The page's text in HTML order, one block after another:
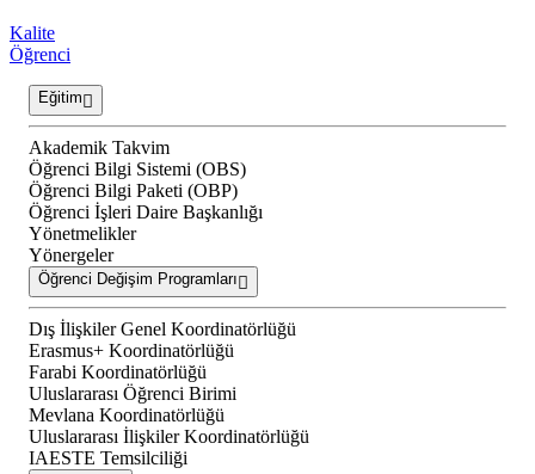
Kalite
Öğrenci
Eğitim
Akademik Takvim
Öğrenci Bilgi Sistemi (OBS)
Öğrenci Bilgi Paketi (OBP)
Öğrenci İşleri Daire Başkanlığı
Yönetmelikler
Yönergeler
Öğrenci Değişim Programları
Dış İlişkiler Genel Koordinatörlüğü
Erasmus+ Koordinatörlüğü
Farabi Koordinatörlüğü
Uluslararası Öğrenci Birimi
Mevlana Koordinatörlüğü
Uluslararası İlişkiler Koordinatörlüğü
IAESTE Temsilciliği